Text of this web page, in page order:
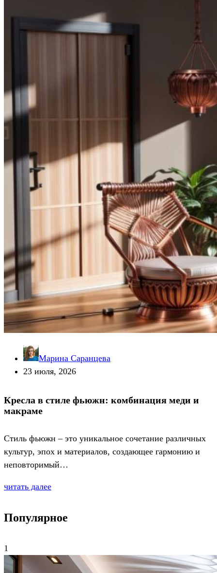
Марина Саранцева
23 июля, 2026
Кресла в стиле фьюжн: комбинация меди и
макраме
Стиль фьюжн – это уникальное сочетание различных
культур, эпох и материалов, создающее гармонию и
неповторимый…
читать далее
Популярное
1